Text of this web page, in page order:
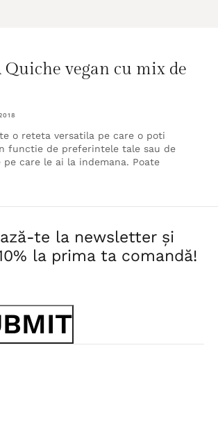
Quiche vegan cu mix de
o reteta versatila pe care o poti
functie de preferintele tale sau de
pe care le ai la indemana. Poate
te la newsletter și
la prima ta comandă!